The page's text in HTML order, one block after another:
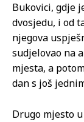
Bukovici, gdje
dvosjedu, i od
njegova
sudjelovao na
mjesta, a
dan s još
Drugo mjesto